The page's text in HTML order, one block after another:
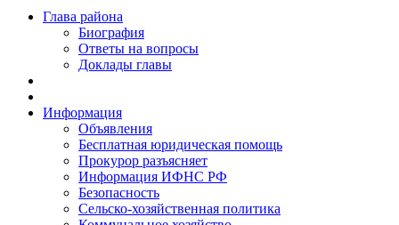
Глава района
Биография
Ответы на вопросы
Доклады главы
Информация
Объявления
Бесплатная юридическая помощь
Прокурор разъясняет
Информация ИФНС РФ
Безопасность
Сельско-хозяйственная политика